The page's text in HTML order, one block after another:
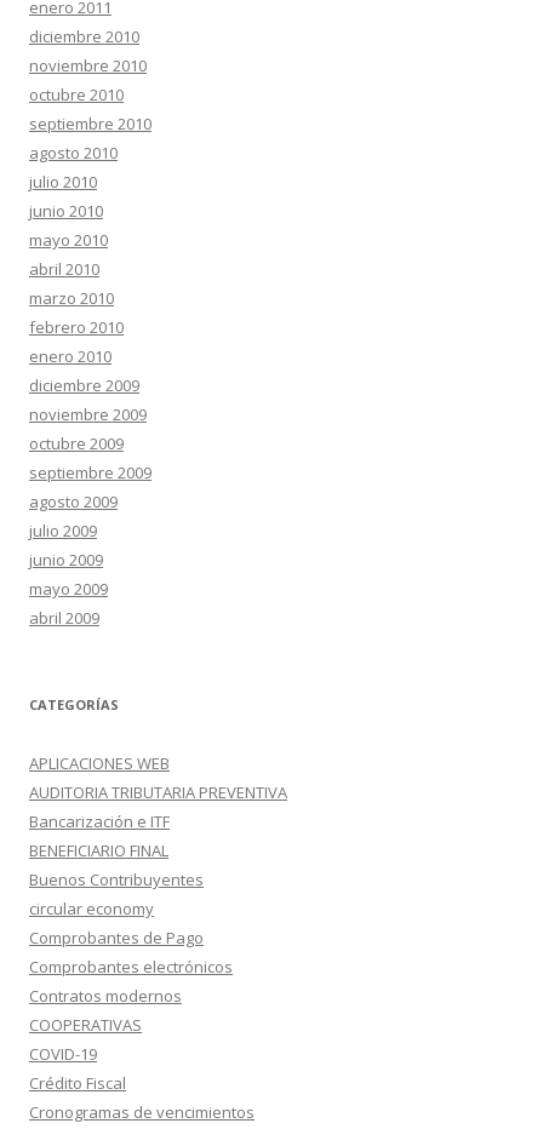
enero 2011
diciembre 2010
noviembre 2010
octubre 2010
septiembre 2010
agosto 2010
julio 2010
junio 2010
mayo 2010
abril 2010
marzo 2010
febrero 2010
enero 2010
diciembre 2009
noviembre 2009
octubre 2009
septiembre 2009
agosto 2009
julio 2009
junio 2009
mayo 2009
abril 2009
CATEGORÍAS
APLICACIONES WEB
AUDITORIA TRIBUTARIA PREVENTIVA
Bancarización e ITF
BENEFICIARIO FINAL
Buenos Contribuyentes
circular economy
Comprobantes de Pago
Comprobantes electrónicos
Contratos modernos
COOPERATIVAS
COVID-19
Crédito Fiscal
Cronogramas de vencimientos